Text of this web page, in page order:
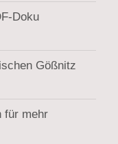
Doku
Gößnitz
für mehr